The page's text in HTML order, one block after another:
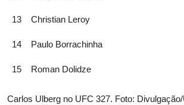
13 Christian Leroy
14 Paulo Borrachinha
15 Roman Dolidze
Carlos Ulberg no UFC 327. Foto: